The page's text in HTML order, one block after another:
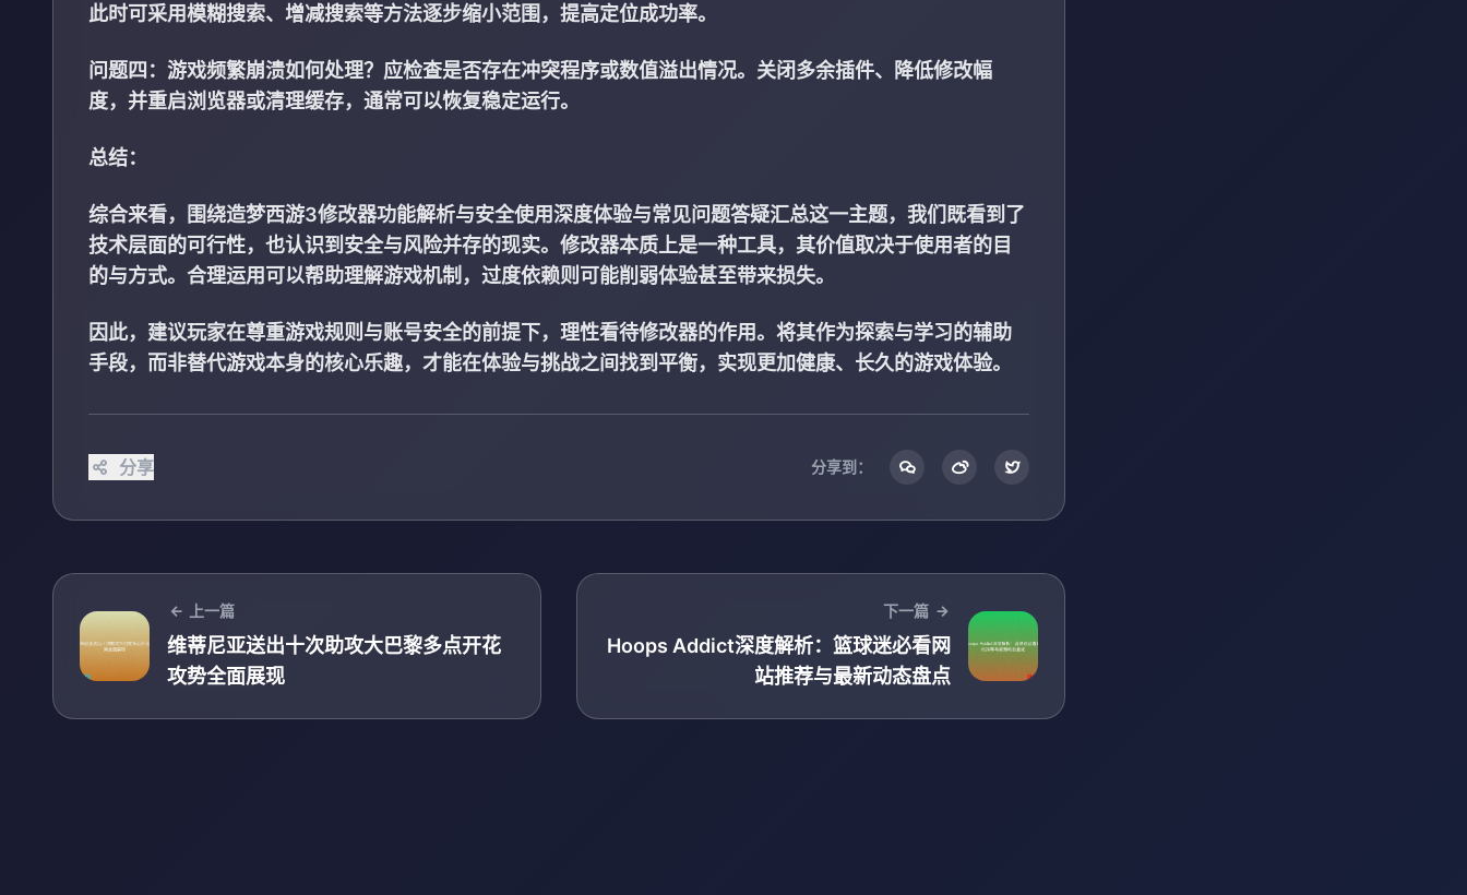
此时可采用模糊搜索、增减搜索等方法逐步缩小范围，提高定位成功率。
问题四：游戏频繁崩溃如何处理？应检查是否存在冲突程序或数值溢出情况。关闭多余插件、降低修改幅
度，并重启浏览器或清理缓存，通常可以恢复稳定运行。
总结：
综合来看，围绕造梦西游3修改器功能解析与安全使用深度体验与常见问题答疑汇总这一主题，我们既看到了
技术层面的可行性，也认识到安全与风险并存的现实。修改器本质上是一种工具，其价值取决于使用者的目
的与方式。合理运用可以帮助理解游戏机制，过度依赖则可能削弱体验甚至带来损失。
因此，建议玩家在尊重游戏规则与账号安全的前提下，理性看待修改器的作用。将其作为探索与学习的辅助
手段，而非替代游戏本身的核心乐趣，才能在体验与挑战之间找到平衡，实现更加健康、长久的游戏体验。
分享 分享到：
上一篇
维蒂尼亚送出十次助攻大巴黎多点开花
攻势全面展现
下一篇
Hoops Addict深度解析：篮球迷必看网
站推荐与最新动态盘点